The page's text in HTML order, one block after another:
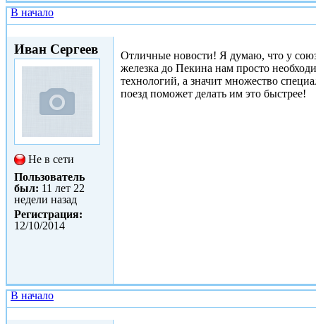
В начало
Иван Сергеев
Не в сети
Пользователь
был: 11 лет 22
недели назад
Регистрация:
12/10/2014
Отличные новости! Я думаю, что у
железка до Пекина нам просто
технологий, а значит множество
поезд поможет делать им это быстрее!
В начало